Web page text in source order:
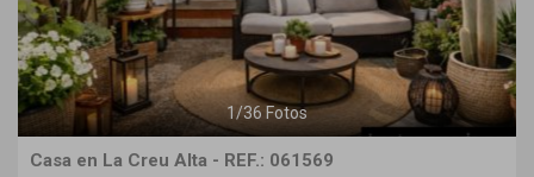
1/36 Fotos
Casa en La Creu Alta - REF.: 061569